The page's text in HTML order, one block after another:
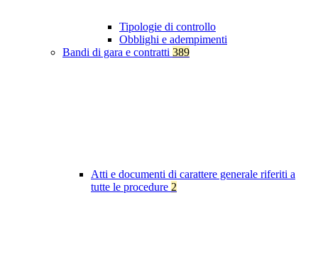
Tipologie di controllo
Obblighi e adempimenti
Bandi di gara e contratti 389
Atti e documenti di carattere generale riferiti a
tutte le procedure 2